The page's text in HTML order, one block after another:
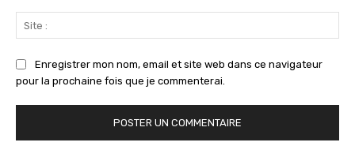
Enregistrer mon nom, email et site web dans ce navigateur
pour la prochaine fois que je commenterai.